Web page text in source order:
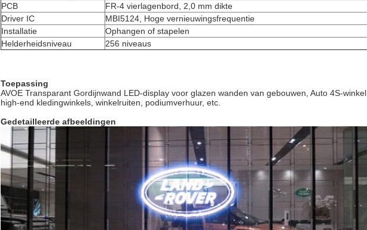
PCB
FR-4 vierlagenbord, 2,0 mm dikte
Driver IC
MBI5124, Hoge vernieuwingsfrequentie
Installatie
Ophangen of stapelen
Helderheidsniveau
256 niveaus
Toepassing
AVOE Transparant Gordijnwand LED-display voor glazen wanden van gebouwen, Auto 4S-winkel,
high-end kledingwinkels, winkelruiten, podiumverhuur, etc.
Gedetailleerde afbeeldingen